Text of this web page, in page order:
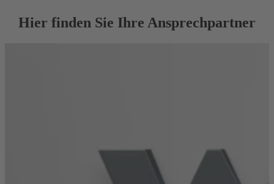
Hier finden Sie Ihre Ansprechpartner